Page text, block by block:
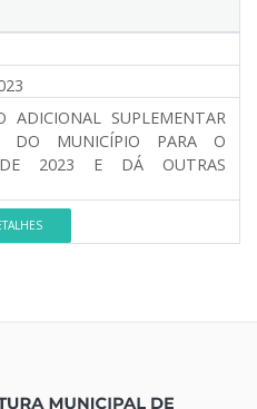
ADICIONAL SUPLEMENTAR
DO MUNICÍPIO PARA O
DE 2023 E DÁ OUTRAS